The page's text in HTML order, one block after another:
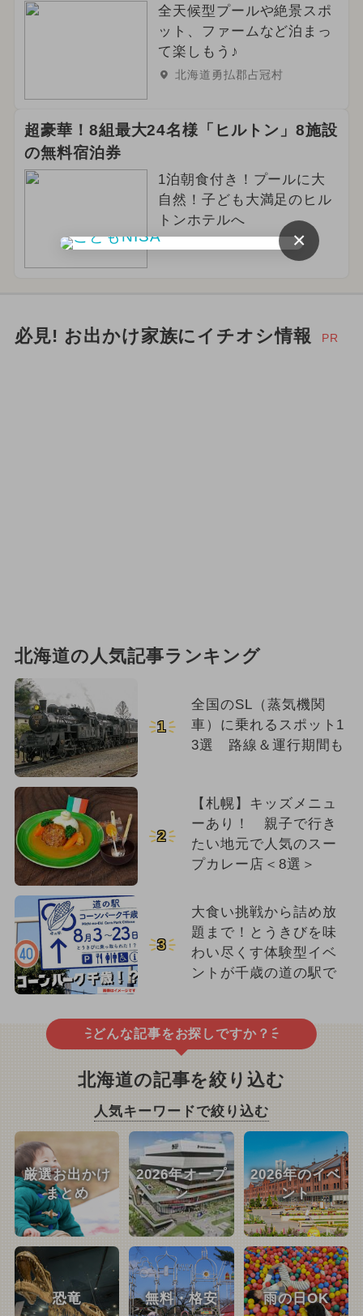
全天候型プールや絶景スポ
ット、ファームなど泊まっ
て楽しもう♪
北海道勇払郡占冠村
超豪華！8組最大24名様「ヒルトン」8施設
の無料宿泊券
1泊朝食付き！プールに大
自然！子ども大満足のヒル
トンホテルへ
北海道虻田郡ニセコ町
必見! お出かけ家族にイチオシ情報 PR
北海道の人気記事ランキング
1
全国のSL（蒸気機関
車）に乗れるスポット1
3選 路線＆運行期間も
2
【札幌】キッズメニュ
ーあり！ 親子で行き
たい地元で人気のスー
プカレー店＜8選＞
3
大食い挑戦から詰め放
題まで！とうきびを味
わい尽くす体験型イベ
ントが千歳の道の駅で
どんな記事をお探しですか？
北海道の記事を絞り込む
人気キーワードで絞り込む
厳選お出かけ
まとめ
2026年オープ
ン
2026年のイベ
ント
恐竜 無料・格安 雨の日OK
×